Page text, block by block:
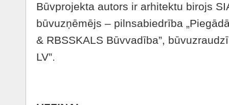
Būvprojekta autors ir arhitektu birojs
būvuzņēmējs – pilnsabiedrība
& RBSSKALS Būvvadība”,
LV”.